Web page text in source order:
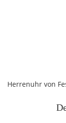
Herrenuhr von